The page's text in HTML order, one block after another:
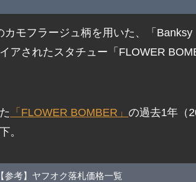
カモフラージュ柄を用いた、「
アされたスタチュー「FLOWER
「FLOWER BOMBER」 の過去1年（
。
【参考】ヤフオク落札価格一覧